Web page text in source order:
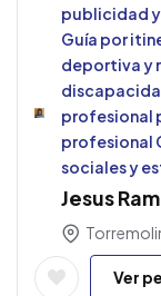
publicidad
Guía por
deportiva y
profesional
profesional
sociales y
Jesus
Ver